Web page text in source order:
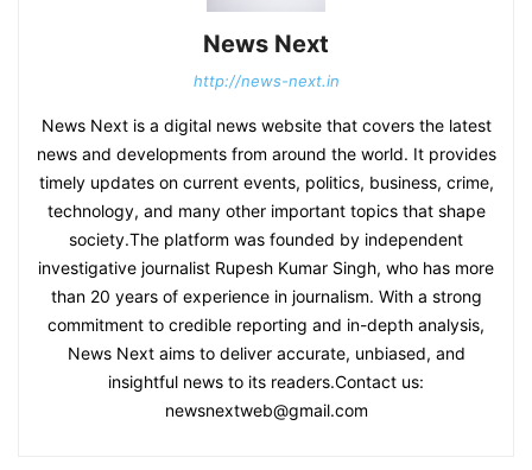
News Next
http://news-next.in
News Next is a digital news website that covers the latest
news and developments from around the world. It provides
timely updates on current events, politics, business, crime,
technology, and many other important topics that shape
society.The platform was founded by independent
investigative journalist Rupesh Kumar Singh, who has more
than 20 years of experience in journalism. With a strong
commitment to credible reporting and in-depth analysis,
News Next aims to deliver accurate, unbiased, and
insightful news to its readers.Contact us:
newsnextweb@gmail.com